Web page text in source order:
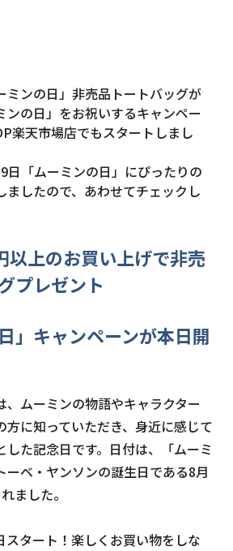
ミンの日」非売品トートバッグが
ンの日」をお祝いするキャンペー
楽天市場店でもスタートしまし
「ムーミンの日」にぴったりの
ましたので、あわせてチェックし
上のお買い上げで非売
プレゼント
」キャンペーンが本日開
、ムーミンの物語やキャラクター
方に知っていただき、身近に感じて
した記念日です。日付は、「ムーミ
ーベ・ヤンソンの誕生日である8月
ました。
スタート！楽しくお買い物をしな